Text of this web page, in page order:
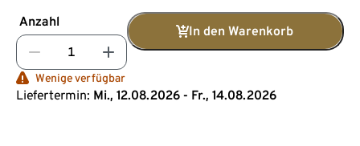
Anzahl
In den Warenkorb
Wenige verfügbar
Liefertermin: Mi., 12.08.2026 - Fr., 14.08.2026